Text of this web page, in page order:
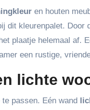
en houten
dit kleurenpalet.
plaatje helemaal af.
een rustige,
lichte
passen. Eén wand